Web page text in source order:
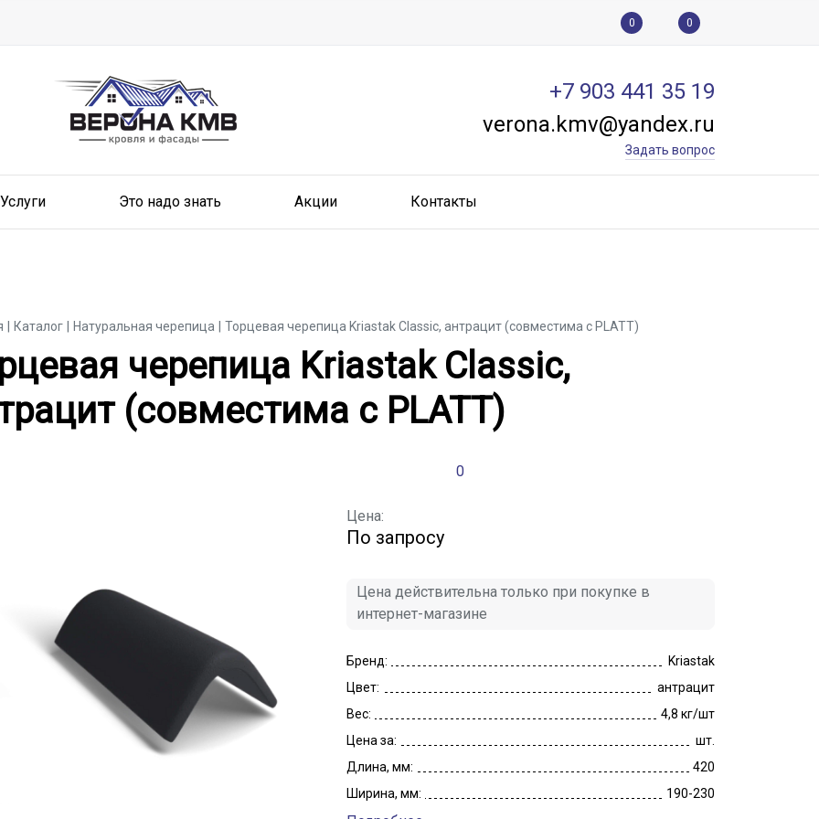
0 0
+7 903 441 35 19
verona.kmv@yandex.ru
Задать вопрос
Услуги Это надо знать Акции Контакты
Каталог Натуральная черепица Торцевая черепица Kriastak Classic, антрацит (совместима с PLATT)
черепица Kriastak Classic, антрацит
черепица Kriastak Classic,
(совместима с PLATT)
0
Цена:
По запросу
Цена действительна только при покупке в
интернет-магазине
Бренд:
Kriastak
Цвет:
антрацит
Вес:
4,8 кг/шт
Цена за:
шт.
Длина, мм:
420
Ширина, мм:
190-230